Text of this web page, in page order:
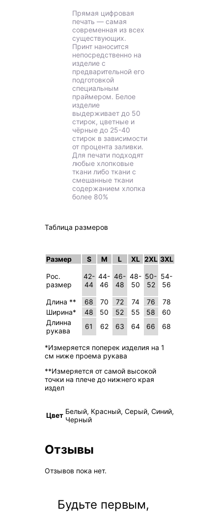
Прямая цифровая
печать — самая
современная из всех
существующих.
Принт наносится
непосредственно на
изделие с
предварительной его
подготовкой
специальным
праймером. Белое
изделие
выдерживает до 50
стирок, цветные и
чёрные до 25-40
стирок в зависимости
от процента заливки.
Для печати подходят
любые хлопковые
ткани либо ткани с
смешанные ткани
содержанием хлопка
более 80%
Таблица размеров
Размер S M L XL 2XL 3XL
Рос.
размер
42-
44
44-
46
46-
48
48-
50
50-
52
54-
56
Длина ** 68 70 72 74 76
78
Ширина*
48 50 52 55 58
60
Длинна
рукава
61 62 63 64 66 68
*Измеряется поперек изделия на 1
см ниже проема рукава
**Измеряется от самой высокой
точки на плече до нижнего края
издел
Цвет Белый, Красный, Серый, Синий,
Черный
Отзывы
Отзывов пока нет.
Будьте первым,